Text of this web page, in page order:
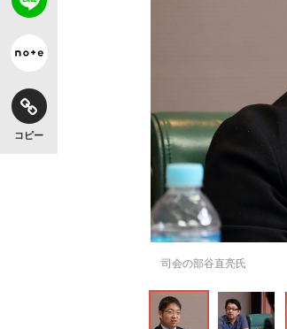
「敗因分析は一切聞か
コピー
司会の部谷直亮氏